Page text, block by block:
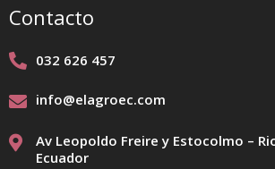
Contacto
032 626 457
info@elagroec.com
Av Leopoldo Freire y Estocolmo –
Ecuador